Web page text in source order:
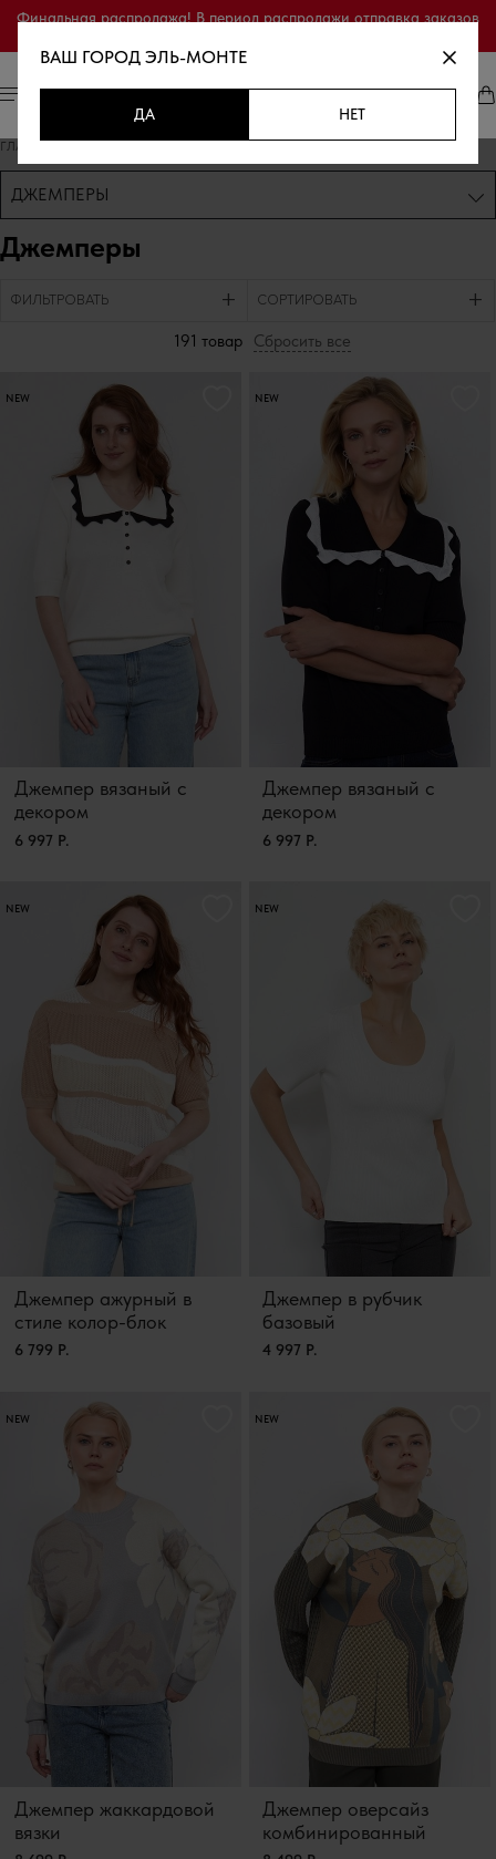
Финальная распродажа! В период распродажи отправка заказов
ГЛАВНАЯ/КАТАЛОГ ТОВАРОВ/ДЖЕМПЕРЫ
Джемперы
ДЖЕМПЕРЫ
ФИЛЬТРОВАТЬ СОРТИРОВАТЬ
191 товар Сбросить все
NEW
Джемпер вязаный с
декором
6 997 Р.
NEW
Джемпер вязаный с
декором
6 997 Р.
NEW
Джемпер ажурный в
стиле колор-блок
6 799 Р.
NEW
Джемпер в рубчик
базовый
4 997 Р.
NEW
Джемпер жаккардовой
вязки
NEW
Джемпер оверсайз
комбинированный
ВАШ ГОРОДЭЛЬ-МОНТЕ
ДА НЕТ